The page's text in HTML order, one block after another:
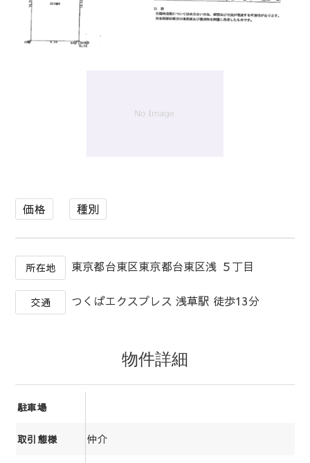
価格 種別
所在地 東京都台東区東京都台東区浅 ５丁目
交通 つくばエクスプレス 浅草駅 徒歩13分
物件詳細
駐車場
取引態様 仲介